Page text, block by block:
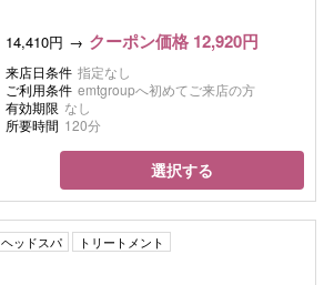
14,410円 クーポン価格 12,920円
来店日条件 指定なし
ご利用条件 emtgroupへ初めてご来店の方
有効期限 なし
所要時間 120分
選択する
ヘッドスパ トリートメント